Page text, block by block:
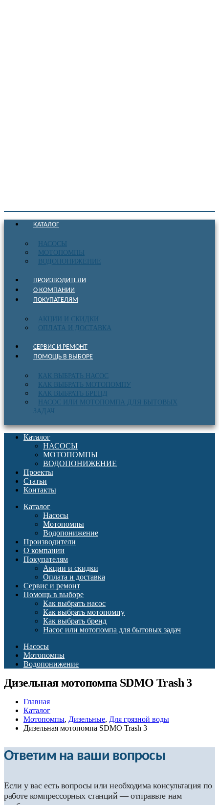
КАТАЛОГ
НАСОСЫ
МОТОПОМПЫ
ВОДОПОНИЖЕНИЕ
ПРОИЗВОДИТЕЛИ
О КОМПАНИИ
ПОКУПАТЕЛЯМ
АКЦИИ И СКИДКИ
ОПЛАТА И ДОСТАВКА
СЕРВИС И РЕМОНТ
ПОМОЩЬ В ВЫБОРЕ
КАК ВЫБРАТЬ НАСОС
КАК ВЫБРАТЬ МОТОПОМПУ
КАК ВЫБРАТЬ БРЕНД
НАСОС ИЛИ МОТОПОМПА ДЛЯ БЫТОВЫХ
ЗАДАЧ
Каталог
НАСОСЫ
МОТОПОМПЫ
ВОДОПОНИЖЕНИЕ
Проекты
Статьи
Контакты
Каталог
Насосы
Мотопомпы
Водопонижение
Производители
О компании
Покупателям
Акции и скидки
Оплата и доставка
Сервис и ремонт
Помощь в выборе
Как выбрать насос
Как выбрать мотопомпу
Как выбрать бренд
Насос или мотопомпа для бытовых задач
Насосы
Мотопомпы
Водопонижение
Дизельная мотопомпа SDMO Trash 3
Главная
Каталог
Мотопомпы, Дизельные, Для грязной воды
Дизельная мотопомпа SDMO Trash 3
Ответим на ваши вопросы
Если у вас есть вопросы или необходима консультация по
работе компрессорных станций — отправьте нам